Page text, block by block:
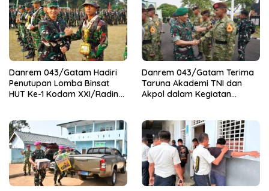
Danrem 043/Gatam Hadiri
Penutupan Lomba Binsat
HUT Ke-1 Kodam XXI/Radin
Danrem 043/Gatam Terima
Taruna Akademi TNI dan
Akpol dalam Kegiatan